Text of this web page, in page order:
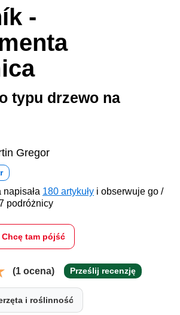
-
typu drzewo na
Gregor
napisała 180 artykuły i obserwuje go /
podróżnicy
Chcę tam pójść
(1 ocena) Prześlij recenzję
i roślinność